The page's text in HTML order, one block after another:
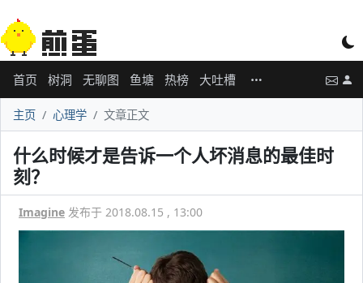
首页 树洞 无聊图 鱼塘 热榜 大吐槽
主页 心理学 文章正文
什么时候才是告诉一个人坏消息的最佳时
刻？
Imagine 发布于 2018.08.15 , 13:00